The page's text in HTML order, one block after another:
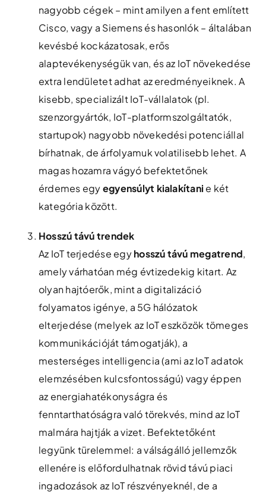
nagyobb cégek – mint amilyen a fent említett
Cisco, vagy a Siemens és hasonlók – általában
kevésbé kockázatosak, erős
alaptevékenységük van, és az IoT növekedése
extra lendületet adhat az eredményeiknek. A
kisebb, specializált IoT-vállalatok (pl.
szenzorgyártók, IoT-platformszolgáltatók,
startupok) nagyobb növekedési potenciállal
bírhatnak, de árfolyamuk volatilisebb lehet. A
magas hozamra vágyó befektetőnek
érdemes egyegyensúlyt kialakítani e két
kategória között.
Hosszú távú trendek
Az IoT terjedése egyhosszú távú megatrend,
amely várhatóan még évtizedekig kitart. Az
olyan hajtóerők, mint a digitalizáció
folyamatos igénye, a 5G hálózatok
elterjedése (melyek az IoT eszközök tömeges
kommunikációját támogatják), a
mesterséges intelligencia (ami az IoT adatok
elemzésében kulcsfontosságú) vagy éppen
az energiahatékonyságra és
fenntarthatóságra való törekvés, mind az IoT
malmára hajtják a vizet. Befektetőként
legyünk türelemmel: a válságálló jellemzők
ellenére is előfordulhatnak rövid távú piaci
ingadozások az IoT részvényeknél, de a